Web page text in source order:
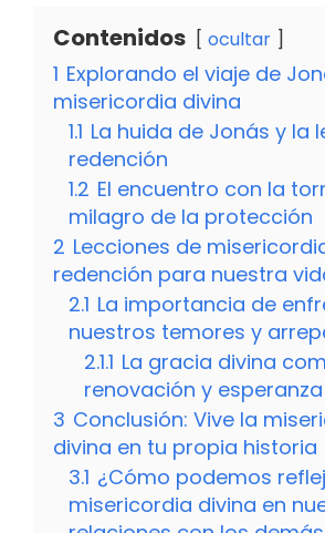
Contenidos ocultar
1 Explorando el viaje de
misericordia divina
1.1 La huida de Jonás y la
redención
1.2 El encuentro con la
milagro de la protección
2 Lecciones de
redención para nuestra
2.1 La importancia de
nuestros temores y
2.1.1 La gracia divina
renovación y esperanza
3 Conclusión: Vive la
divina en tu propia historia
3.1 ¿Cómo podemos
misericordia divina en